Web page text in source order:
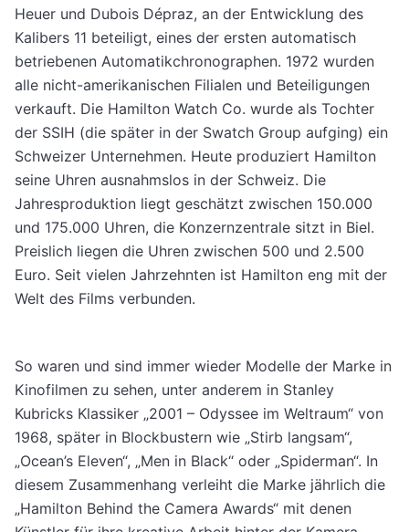
Heuer und Dubois Dépraz, an der Entwicklung des
Kalibers 11 beteiligt, eines der ersten automatisch
betriebenen Automatikchronographen. 1972 wurden
alle nicht-amerikanischen Filialen und Beteiligungen
verkauft. Die Hamilton Watch Co. wurde als Tochter
der SSIH (die später in der Swatch Group aufging) ein
Schweizer Unternehmen. Heute produziert Hamilton
seine Uhren ausnahmslos in der Schweiz. Die
Jahresproduktion liegt geschätzt zwischen 150.000
und 175.000 Uhren, die Konzernzentrale sitzt in Biel.
Preislich liegen die Uhren zwischen 500 und 2.500
Euro. Seit vielen Jahrzehnten ist Hamilton eng mit der
Welt des Films verbunden.
So waren und sind immer wieder Modelle der Marke in
Kinofilmen zu sehen, unter anderem in Stanley
Kubricks Klassiker „2001 – Odyssee im Weltraum“ von
1968, später in Blockbustern wie „Stirb langsam“,
„Ocean’s Eleven“, „Men in Black“ oder „Spiderman“. In
diesem Zusammenhang verleiht die Marke jährlich die
„Hamilton Behind the Camera Awards“ mit denen